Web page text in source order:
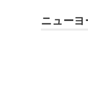
ニューヨ